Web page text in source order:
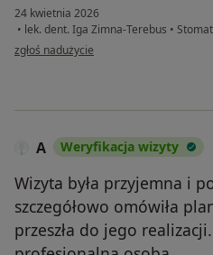
24 kwietnia 2026
• lek. dent. Iga Zimna-Terebus •
w opinii użytkownika JC
zgłoś nadużycie
A Weryfikacja wizyty
Wizyta była przyjemna i
szczegółowo omówiła
przeszła do jego